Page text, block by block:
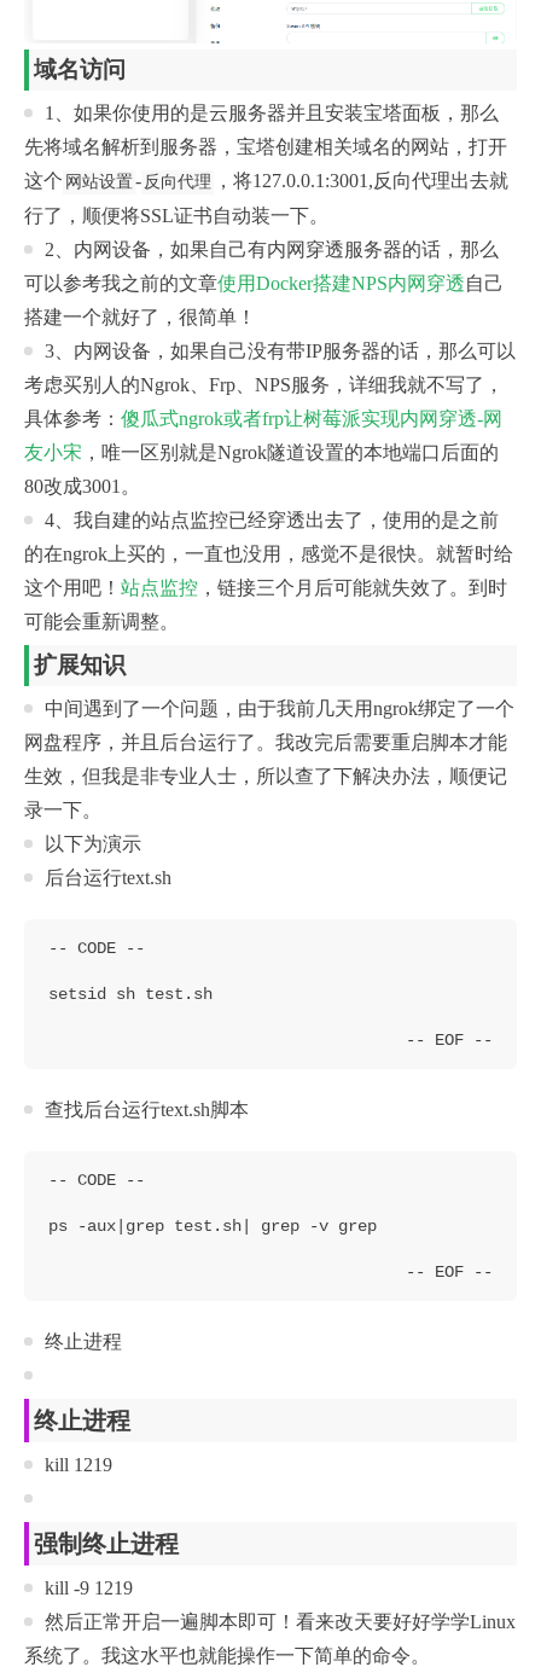
域名访问
1、如果你使用的是云服务器并且安装宝塔面板，那么
先将域名解析到服务器，宝塔创建相关域名的网站，打开
这个 网站设置-反向代理 ，将127.0.0.1:3001,反向代理出去就
行了，顺便将SSL证书自动装一下。
2、内网设备，如果自己有内网穿透服务器的话，那么
可以参考我之前的文章使用Docker搭建NPS内网穿透自己
搭建一个就好了，很简单！
3、内网设备，如果自己没有带IP服务器的话，那么可以
考虑买别人的Ngrok、Frp、NPS服务，详细我就不写了，
具体参考： 傻瓜式ngrok或者frp让树莓派实现内网穿透-网
友小宋 ，唯一区别就是Ngrok隧道设置的本地端口后面的
80改成3001。
4、我自建的站点监控已经穿透出去了，使用的是之前
的在ngrok上买的，一直也没用，感觉不是很快。就暂时给
这个用吧！ 站点监控 ，链接三个月后可能就失效了。到时
可能会重新调整。
扩展知识
中间遇到了一个问题，由于我前几天用ngrok绑定了一个
网盘程序，并且后台运行了。我改完后需要重启脚本才能
生效，但我是非专业人士，所以查了下解决办法，顺便记
录一下。
以下为演示
后台运行text.sh
setsid sh test.sh
查找后台运行text.sh脚本
终止进程
终止进程
kill 1219
强制终止进程
kill -9 1219
然后正常开启一遍脚本即可！看来改天要好好学学Linux
系统了。我这水平也就能操作一下简单的命令。